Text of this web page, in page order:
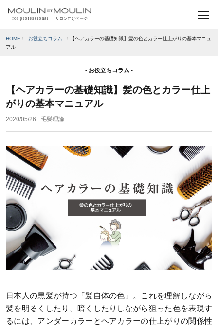
HOME お役立ちコラム
【ヘアカラーの基礎知識】髪の色とカラー仕上がりの基本マニュ
アル
お役立ちコラム
【ヘアカラーの基礎知識】髪の色とカラー仕上
がりの基本マニュアル
2020/05/26 毛髪理論
日本人の黒髪が持つ「髪自体の色」。これを理解しながら
髪を明るくしたり、暗くしたりしながら狙った色を表現す
るには、アンダーカラーとヘアカラーの仕上がりの関係性